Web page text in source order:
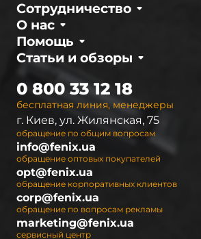
официальную гарантию 2 года
модель.
Интернет-магазинfenix.ua
дистрибьютор в Украине. Мы
полный ассортимент
Fenix, а также необходимые
Чтобы покупателям было легче
ориентироваться при выборе
устройств, они разделены на
настоящее время ассортимент
представлен 9 сериями ручных
сериями налобных фонарей и 2
фонарей для велосипедистов
О нас
Сотрудничество
Статьи и обзоры
Помощь
бесплатная линия, менеджеры
0 800 33 12 18
г. Киев, ул. Жилянская, 75
обращение по общим вопросам
info@fenix.ua
обращение оптовых покупателей
opt@fenix.ua
обращение корпоративных клиентов
corp@fenix.ua
обращение по вопросам рекламы
marketing@fenix.ua
сервисный центр